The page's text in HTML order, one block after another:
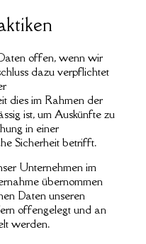
offen, wenn wir
dazu verpflichtet
dies im Rahmen der
ist, um Auskünfte zu
in einer
Sicherheit betrifft.
Unternehmen im
übernommen
Daten unseren
offengelegt und an
werden.